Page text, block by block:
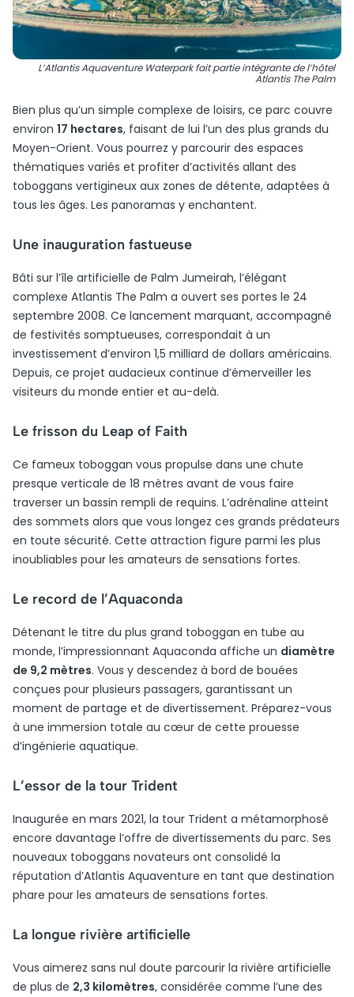
L’Atlantis Aquaventure Waterpark fait partie intégrante de l’hôtel
Atlantis The Palm
Bien plus qu’un simple complexe de loisirs, ce parc couvre
environ 17 hectares, faisant de lui l’un des plus grands du
Moyen-Orient. Vous pourrez y parcourir des espaces
thématiques variés et profiter d’activités allant des
toboggans vertigineux aux zones de détente, adaptées à
tous les âges. Les panoramas y enchantent.
Une inauguration fastueuse
Bâti sur l’île artificielle de Palm Jumeirah, l’élégant
complexe Atlantis The Palm a ouvert ses portes le 24
septembre 2008. Ce lancement marquant, accompagné
de festivités somptueuses, correspondait à un
investissement d’environ 1,5 milliard de dollars américains.
Depuis, ce projet audacieux continue d’émerveiller les
visiteurs du monde entier et au-delà.
Le frisson du Leap of Faith
Ce fameux toboggan vous propulse dans une chute
presque verticale de 18 mètres avant de vous faire
traverser un bassin rempli de requins. L’adrénaline atteint
des sommets alors que vous longez ces grands prédateurs
en toute sécurité. Cette attraction figure parmi les plus
inoubliables pour les amateurs de sensations fortes.
Le record de l’Aquaconda
Détenant le titre du plus grand toboggan en tube au
monde, l’impressionnant Aquaconda affiche un diamètre
de 9,2 mètres. Vous y descendez à bord de bouées
conçues pour plusieurs passagers, garantissant un
moment de partage et de divertissement. Préparez-vous
à une immersion totale au cœur de cette prouesse
d’ingénierie aquatique.
L’essor de la tour Trident
Inaugurée en mars 2021, la tour Trident a métamorphosé
encore davantage l’offre de divertissements du parc. Ses
nouveaux toboggans novateurs ont consolidé la
réputation d’Atlantis Aquaventure en tant que destination
phare pour les amateurs de sensations fortes.
La longue rivière artificielle
Vous aimerez sans nul doute parcourir la rivière artificielle
de plus de 2,3 kilomètres, considérée comme l’une des